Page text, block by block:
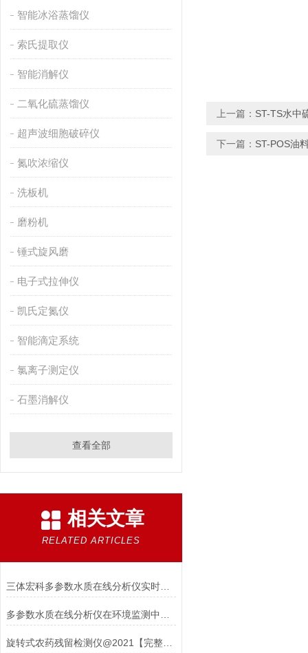
智能冰浴蒸馏仪
索氏提取仪
智能消解仪
二氧化硫蒸馏仪
超声波细胞破碎仪
氮吹浓缩仪
洗板机
磨粉机
锤式旋风磨
电子式拉伸仪
凯氏定氮仪
智能滴定系统
氯离子测定仪
石墨消解仪
查看全部
相关文章
RELATED ARTICLES
三体宏科多参数水质在线分析仪实时监测应用全解析
旋转式农药残留检测仪@2021【完整版】@旋转式农药残留检测仪重磅上市
上一篇： ST-TS水中
下一篇： ST-POS油